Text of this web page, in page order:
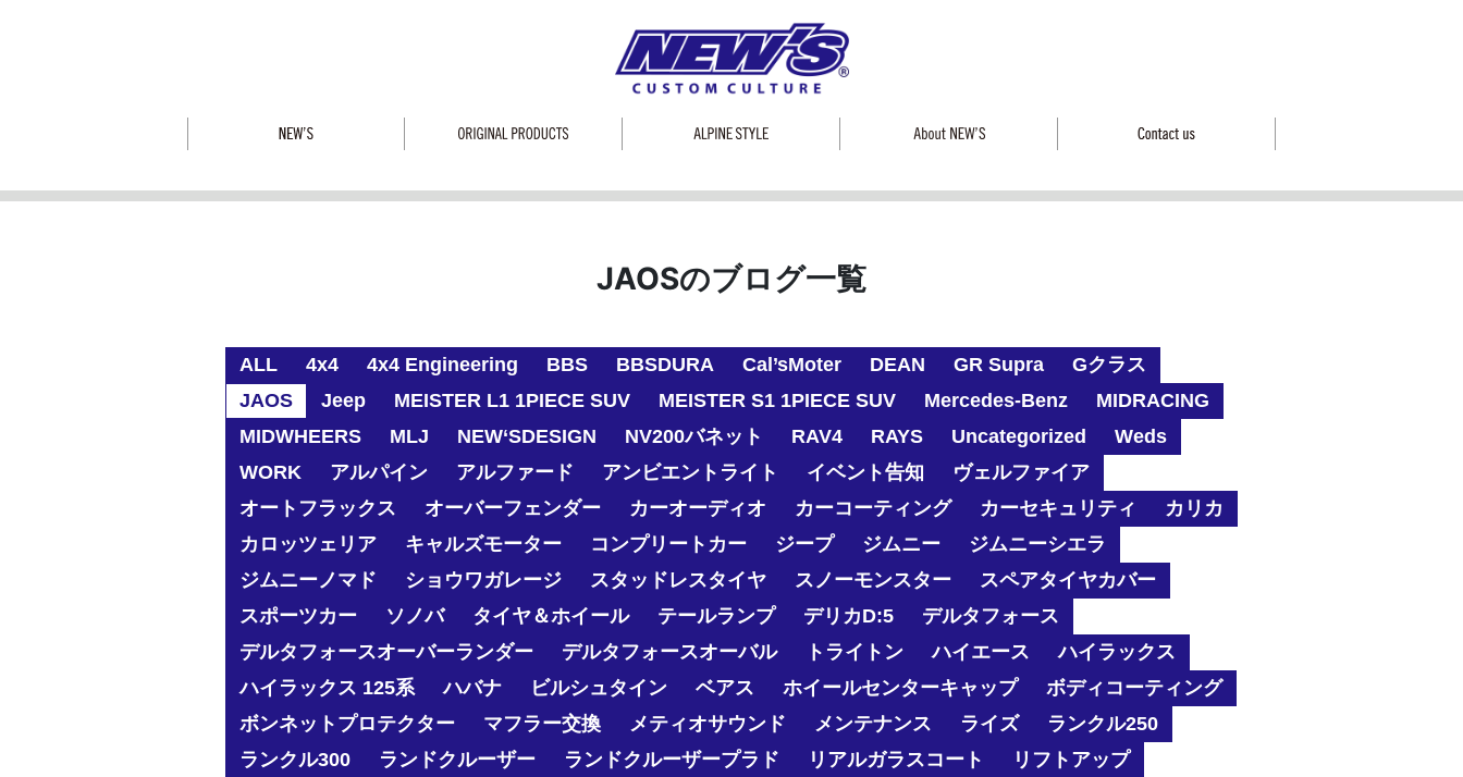
JAOSのブログ一覧
ALL 4x4 4x4 Engineering BBS BBSDURA Cal’sMoter DEAN GR Supra
Gクラス
JAOS
Jeep MEISTER L1 1PIECE SUV MEISTER S1 1PIECE SUV Mercedes-Benz
MIDRACING
MIDWHEERS
MLJ NEW‘SDESIGN NV200バネット RAV4 RAYS Uncategorized
Weds
WORK
アルパイン アルファード アンビエントライト イベント告知
ヴェルファイア
オートフラックス
オーバーフェンダー カーオーディオ カーコーティング カーセキュリティ
カリカ
カロッツェリア
キャルズモーター コンプリートカー ジープ ジムニー
ジムニーシエラ
ジムニーノマド
ショウワガレージ スタッドレスタイヤ スノーモンスター
スペアタイヤカバー
スポーツカー
ソノバ タイヤ＆ホイール テールランプ デリカD:5
デルタフォース
デルタフォースオーバーランダー
デルタフォースオーバル トライトン ハイエース
ハイラックス
ハイラックス 125系
ハバナ ビルシュタイン ベアス ホイールセンターキャップ
ボディコーティング
ボンネットプロテクター
マフラー交換 メティオサウンド メンテナンス ライズ
ランクル250
ランクル300
ランドクルーザー ランドクルーザープラド リアルガラスコート
リフトアップ